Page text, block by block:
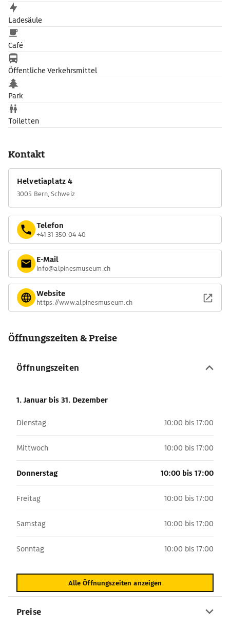
Ladesäule
Café
Öffentliche Verkehrsmittel
Park
Toiletten
Kontakt
Helvetiaplatz 4
3005 Bern, Schweiz
Telefon
+41 31 350 04 40
E-Mail
info@alpinesmuseum.ch
Website
https://www.alpinesmuseum.ch
Öffnungszeiten & Preise
Öffnungszeiten
1. Januar bis 31. Dezember
Dienstag 10:00 bis 17:00
Mittwoch 10:00 bis 17:00
Donnerstag 10:00 bis 17:00
Freitag 10:00 bis 17:00
Samstag 10:00 bis 17:00
Sonntag 10:00 bis 17:00
Alle Öffnungszeiten anzeigen
Preise